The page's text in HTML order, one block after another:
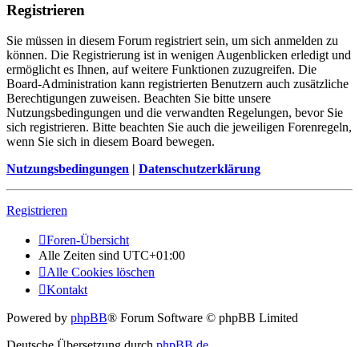
Registrieren
Sie müssen in diesem Forum registriert sein, um sich anmelden zu
können. Die Registrierung ist in wenigen Augenblicken erledigt und
ermöglicht es Ihnen, auf weitere Funktionen zuzugreifen. Die
Board-Administration kann registrierten Benutzern auch zusätzliche
Berechtigungen zuweisen. Beachten Sie bitte unsere
Nutzungsbedingungen und die verwandten Regelungen, bevor Sie
sich registrieren. Bitte beachten Sie auch die jeweiligen Forenregeln,
wenn Sie sich in diesem Board bewegen.
Nutzungsbedingungen | Datenschutzerklärung
Registrieren
Foren-Übersicht
Alle Zeiten sind UTC+01:00
Alle Cookies löschen
Kontakt
Powered by phpBB® Forum Software © phpBB Limited